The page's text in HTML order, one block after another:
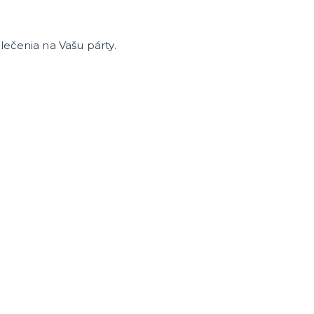
a
na Vašu párty.